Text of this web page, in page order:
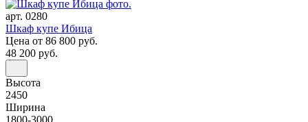
арт. 0280
Шкаф купе Ибица
Цена от 86 800 руб.
48 200 руб.
Высота
2450
Ширина
1800-3000